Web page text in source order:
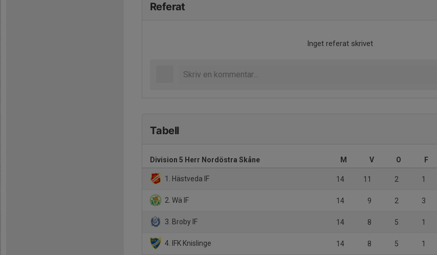
Referat
Inget referat skrivet
Tabell
Division 5 Herr Nordöstra Skåne M V O F
1. Hästveda IF 14 11 2 1
2. Wä IF 14 9 2 3
3. Broby IF 14 8 5 1
4. IFK Knislinge 14 8 5 1